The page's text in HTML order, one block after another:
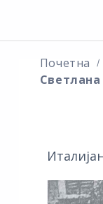
Почетна